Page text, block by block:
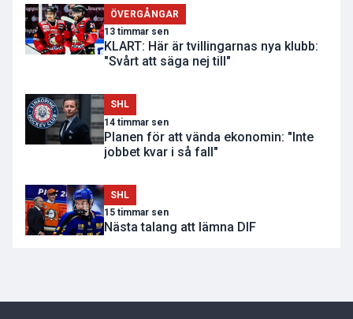
ÖVERGÅNGAR
13 timmar sen
KLART: Här är tvillingarnas nya klubb:
"Svårt att säga nej till"
SHL
14 timmar sen
Planen för att vända ekonomin: "Inte
jobbet kvar i så fall"
SHL
15 timmar sen
Nästa talang att lämna DIF